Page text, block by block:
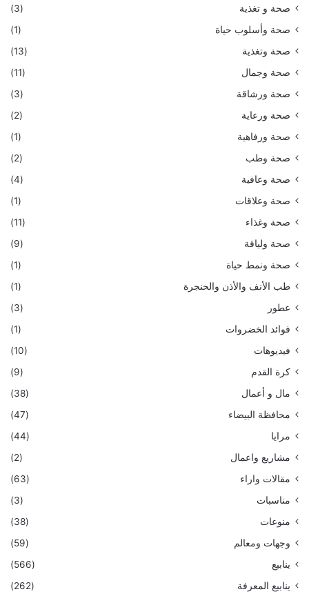
صحة و تغذية
(3)
صحة وأسلوب حياة
(1)
صحة وتغذية
(13)
صحة وجمال
(11)
صحة ورشاقة
(3)
صحة ورعاية
(2)
صحة ورفاهية
(1)
صحة وطب
(2)
صحة وعافية
(4)
صحة وعلاقات
(1)
صحة وغذاء
(11)
صحة ولياقة
(9)
صحة ونمط حياة
(1)
طب الأنف والأذن والحنجرة
(1)
عطور
(3)
فوائد الخضروات
(1)
فيديوهات
(10)
كرة القدم
(9)
مال و أعمال
(38)
محافظة البيضاء
(47)
مرايا
(44)
مشاريع واعمال
(2)
مقالات واراء
(63)
مناسبات
(3)
منوعات
(38)
وجهات ومعالم
(59)
ينابيع
(566)
ينابيع المعرفة
(262)